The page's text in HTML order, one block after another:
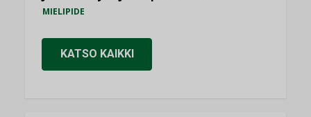
MIELIPIDE
KATSO KAIKKI